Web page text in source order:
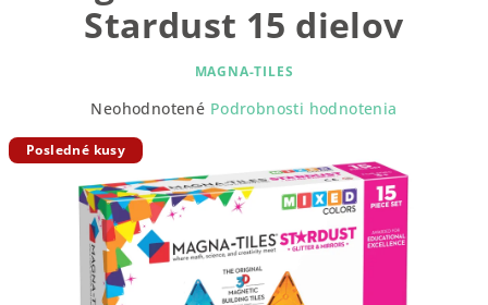
Stardust 15 dielov
MAGNA-TILES
produktu
hviezdičiek.
Neohodnotené Podrobnosti hodnotenia
Posledné kusy